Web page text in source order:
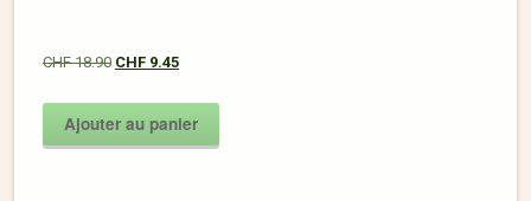
CHF18.90 CHF 9.45
Ajouter au panier